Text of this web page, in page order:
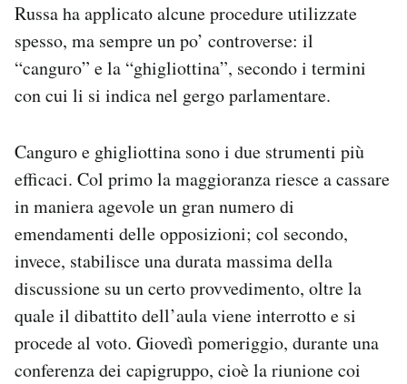
Russa ha applicato alcune procedure utilizzate
spesso, ma sempre un po’ controverse: il
“canguro” e la “ghigliottina”, secondo i termini
con cui li si indica nel gergo parlamentare.
Canguro e ghigliottina sono i due strumenti più
efficaci. Col primo la maggioranza riesce a cassare
in maniera agevole un gran numero di
emendamenti delle opposizioni; col secondo,
invece, stabilisce una durata massima della
discussione su un certo provvedimento, oltre la
quale il dibattito dell’aula viene interrotto e si
procede al voto. Giovedì pomeriggio, durante una
conferenza dei capigruppo, cioè la riunione coi